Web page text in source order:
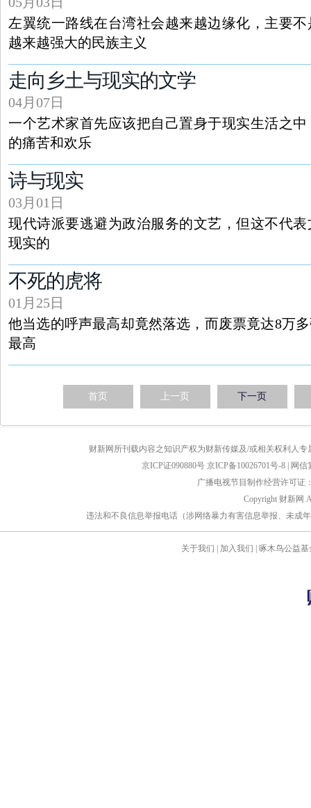
左翼统一路线在台湾社会越来越边缘化，主要
越来越强大的民族主义
走向乡土与现实的文学
04月07日
一个艺术家首先应该把自己置身于现实生活之
的痛苦和欢乐
诗与现实
03月01日
现代诗派要逃避为政治服务的文艺，但这不代
现实的
不死的虎将
01月25日
他当选的呼声最高却竟然落选，而废票竟达8万
最高
首页 上一页 下一页
财新网所刊载内容之知识产权为财新传媒及/或相关权利人
京ICP证090880号 京ICP备10026701号-8
网信
广播电视节目制作经营许可证
Copyright 财新网
违法和不良信息举报电话（涉网络暴力有害信息举报、未成
关于我们 加入我们 啄木鸟公益